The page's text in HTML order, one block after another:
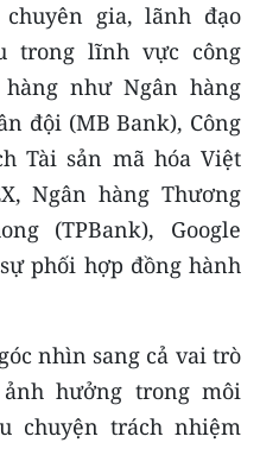
gia, lãnh đạo
trong lĩnh vực công
như Ngân hàng
đội (MB Bank), Công
Tài sản mã hóa Việt
Ngân hàng Thương
(TPBank), Google
phối hợp đồng hành
nhìn sang cả vai trò
hưởng trong môi
chuyện trách nhiệm